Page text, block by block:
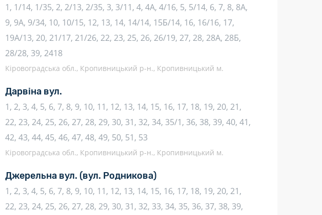
1, 1/14, 1/35, 2, 2/13, 2/35, 3, 3/11, 4, 4А, 4/16, 5, 5/14, 6, 7, 8, 8А,
9, 9А, 9/34, 10, 10/15, 12, 13, 14, 14/14, 15Б/14, 16, 16/16, 17,
19А/13, 20, 21/17, 21/26, 22, 23, 25, 26, 26/19, 27, 28, 28А, 28Б,
28/28, 39, 2418
Кіровоградська обл., Кропивницький р-н., Кропивницький м.
Дарвіна вул.
1, 2, 3, 4, 5, 6, 7, 8, 9, 10, 11, 12, 13, 14, 15, 16, 17, 18, 19, 20, 21,
22, 23, 24, 25, 26, 27, 28, 29, 30, 31, 32, 34, 35/1, 36, 38, 39, 40, 41,
42, 43, 44, 45, 46, 47, 48, 49, 50, 51, 53
Кіровоградська обл., Кропивницький р-н., Кропивницький м.
Джерельна вул. (вул. Родникова)
1, 2, 3, 4, 5, 6, 7, 8, 9, 10, 11, 12, 13, 14, 15, 16, 17, 18, 19, 20, 21,
22, 23, 24, 25, 26, 27, 28, 29, 30, 31, 32, 33, 34, 35, 36, 37, 38, 39,